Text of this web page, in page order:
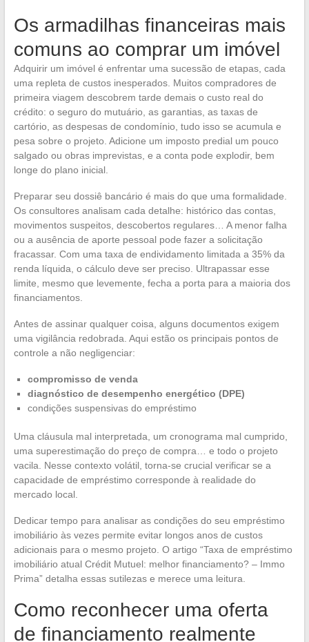
Os armadilhas financeiras mais
comuns ao comprar um imóvel
Adquirir um imóvel é enfrentar uma sucessão de etapas, cada
uma repleta de custos inesperados. Muitos compradores de
primeira viagem descobrem tarde demais o custo real do
crédito: o seguro do mutuário, as garantias, as taxas de
cartório, as despesas de condomínio, tudo isso se acumula e
pesa sobre o projeto. Adicione um imposto predial um pouco
salgado ou obras imprevistas, e a conta pode explodir, bem
longe do plano inicial.
Preparar seu dossiê bancário é mais do que uma formalidade.
Os consultores analisam cada detalhe: histórico das contas,
movimentos suspeitos, descobertos regulares… A menor falha
ou a ausência de aporte pessoal pode fazer a solicitação
fracassar. Com uma taxa de endividamento limitada a 35% da
renda líquida, o cálculo deve ser preciso. Ultrapassar esse
limite, mesmo que levemente, fecha a porta para a maioria dos
financiamentos.
Antes de assinar qualquer coisa, alguns documentos exigem
uma vigilância redobrada. Aqui estão os principais pontos de
controle a não negligenciar:
compromisso de venda
diagnóstico de desempenho energético (DPE)
condições suspensivas do empréstimo
Uma cláusula mal interpretada, um cronograma mal cumprido,
uma superestimação do preço de compra… e todo o projeto
vacila. Nesse contexto volátil, torna-se crucial verificar se a
capacidade de empréstimo corresponde à realidade do
mercado local.
Dedicar tempo para analisar as condições do seu empréstimo
imobiliário às vezes permite evitar longos anos de custos
adicionais para o mesmo projeto. O artigo “Taxa de empréstimo
imobiliário atual Crédit Mutuel: melhor financiamento? – Immo
Prima” detalha essas sutilezas e merece uma leitura.
Como reconhecer uma oferta
de financiamento realmente